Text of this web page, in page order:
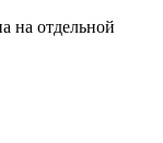
на отдельной